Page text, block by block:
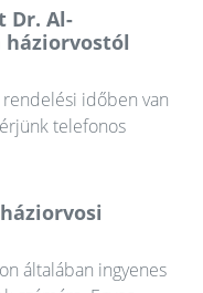
Dr. Al-
háziorvostól
időben van
telefonos
általában ingyenes